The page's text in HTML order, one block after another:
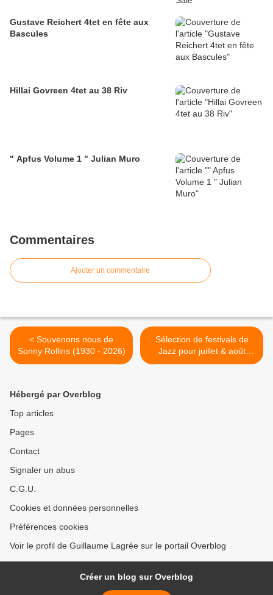
Gustave Reichert 4tet en fête aux
Bascules
Hillai Govreen 4tet au 38 Riv
" Apfus Volume 1 " Julian Muro
Commentaires
Ajouter un commentaire
< Souvenons nous de
Sonny Rollins (1930 - 2026)
Sélection de festivals de
Jazz pour juillet & août
2026 >
Hébergé par Overblog
Top articles
Pages
Contact
Signaler un abus
C.G.U.
Cookies et données personnelles
Préférences cookies
Voir le profil de Guillaume Lagrée sur le portail Overblog
Créer un blog sur Overblog